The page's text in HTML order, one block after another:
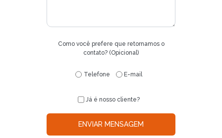
Como você prefere que retornamos o
contato? (Opicional)
Telefone E-mail
Já é nosso cliente?
ENVIAR MENSAGEM